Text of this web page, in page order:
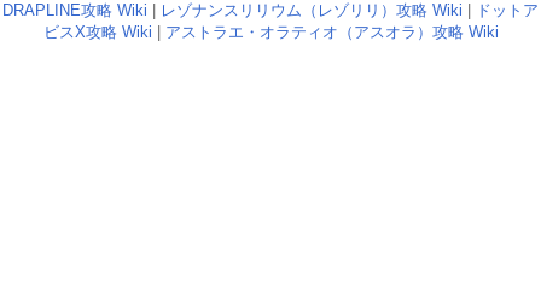
DRAPLINE攻略 Wiki
レゾナンスリリウム（レゾリリ）攻略 Wiki
ドットア
ビスX攻略 Wiki
アストラエ・オラティオ（アスオラ）攻略 Wiki